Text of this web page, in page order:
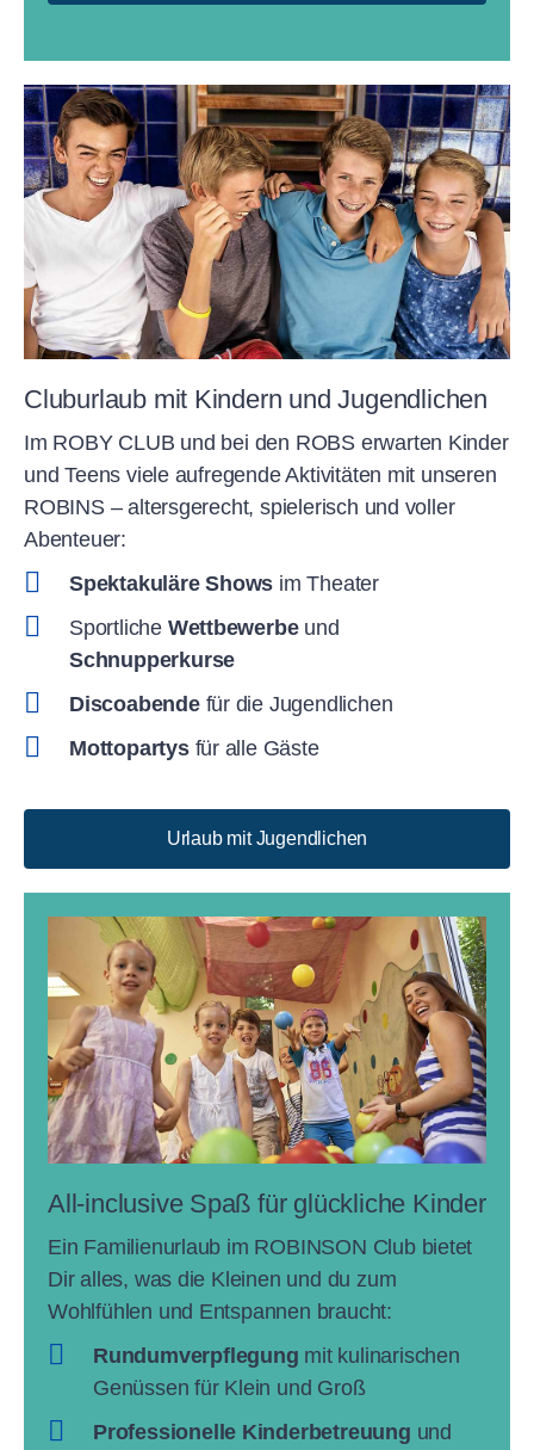
Cluburlaub mit Kindern und Jugendlichen
Im ROBY CLUB und bei den ROBS erwarten Kinder
und Teens viele aufregende Aktivitäten mit unseren
ROBINS – altersgerecht, spielerisch und voller
Abenteuer:
Spektakuläre Shows im Theater
Sportliche Wettbewerbe und
Schnupperkurse
Discoabende für die Jugendlichen
Mottopartys für alle Gäste
Urlaub mit Jugendlichen
All-inclusive Spaß für glückliche Kinder
Ein Familienurlaub im ROBINSON Club bietet
Dir alles, was die Kleinen und du zum
Wohlfühlen und Entspannen braucht:
Rundumverpflegung mit kulinarischen
Genüssen für Klein und Groß
Professionelle Kinderbetreuung und